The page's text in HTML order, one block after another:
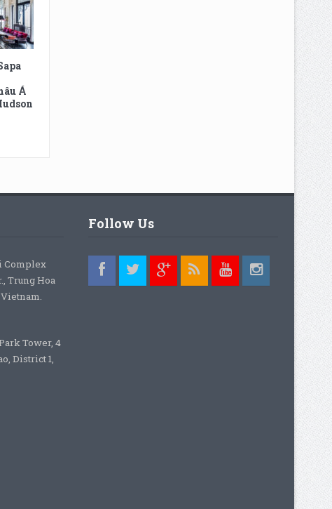
Á
Complex
Trung Hoa
Tower, 4
District 1,
Follow Us